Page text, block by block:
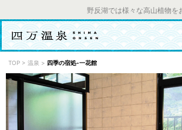
野反湖では様々な高山植物をお
温泉 宿 お店
TOP >温泉 > 四季の宿処-一花館